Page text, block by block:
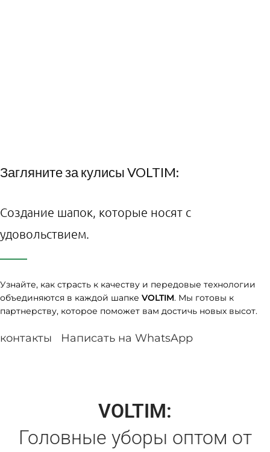
Загляните за кулисы VOLTIM:
Создание шапок, которые носят с
удовольствием.
Узнайте, как страсть к качеству и передовые технологии
объединяются в каждой шапке VOLTIM. Мы готовы к
партнерству, которое поможет вам достичь новых высот.
контакты Написать на WhatsApp
VOLTIM:
Головные уборы оптом от